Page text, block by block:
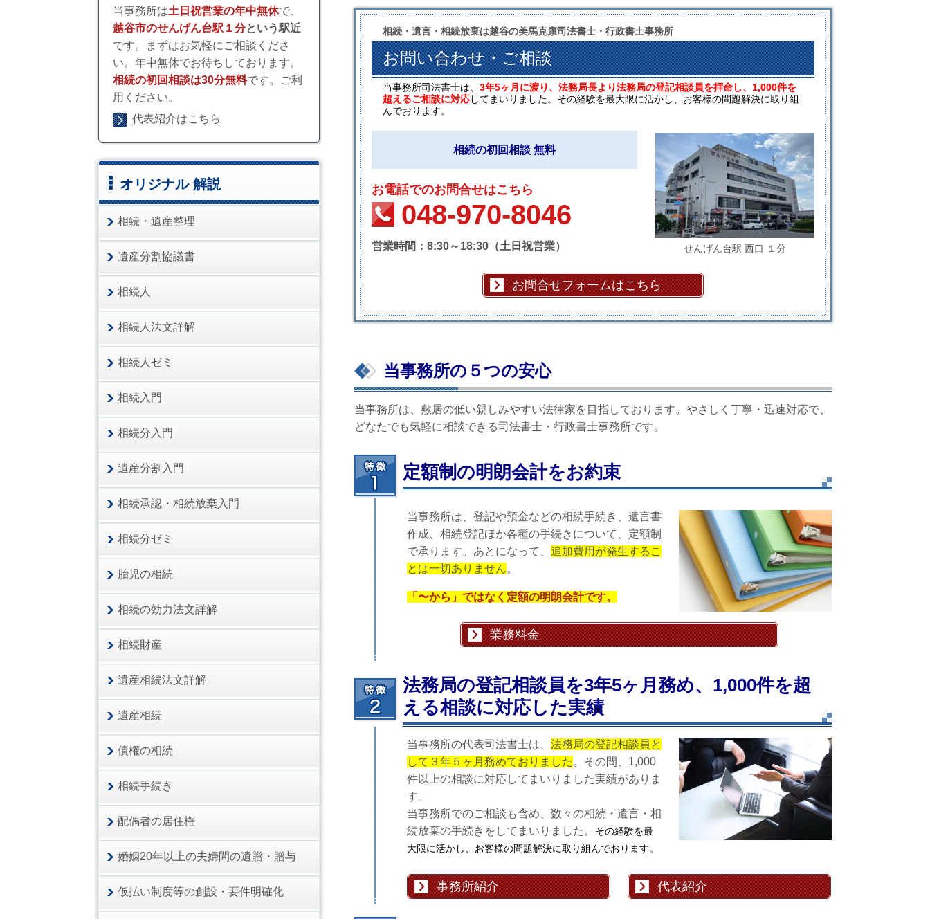
相続・遺言・相続放棄は越谷の美馬克康司法書士・行政書士事務所
お問い合わせ・ご相談
当事務所司法書士は、 3年5ヶ月に渡り、法務局長より法務局の登記相談員を拝命し、1,000件を
超えるご相談に対応してまいりました。その経験を最大限に活かし、お客様の問題解決に取り組
んでおります。
せんげん台駅 西口 １分
相続の初回相談 無料
お電話でのお問合せはこちら
048-970-8046
営業時間：8:30～18:30（土日祝営業）
お問合せフォームはこちら
当事務所の５つの安心
当事務所は、敷居の低い親しみやすい法律家を目指しております。やさしく丁寧・迅速対応で、
どなたでも気軽に相談できる司法書士・行政書士事務所です。
定額制の明朗会計をお約束
当事務所は、登記や預金などの相続手続き、遺言書
作成、相続登記ほか各種の手続きについて、定額制
で承ります。あとになって、 追加費用が発生するこ
とは一切ありません。
「〜から」ではなく定額の明朗会計です。
業務料金
法務局の登記相談員を3年5ヶ月務め、1,000件を超
える相談に対応した実績
当事務所の代表司法書士は、 法務局の登記相談員と
して３年５ヶ月務めておりました 。その間、1,000
件以上の相談に対応してまいりました実績がありま
す。
当事務所でのご相談も含め、数々の相続・遺言・相
続放棄の手続きをしてまいりました。 その経験を最
大限に活かし、お客様の問題解決に取り組んでおります。
事務所紹介 代表紹介
当事務所は土日祝営業の年中無休で、
越谷市のせんげん台駅１分という駅近
です。まずはお気軽にご相談くださ
い。年中無休でお待ちしております。
相続の初回相談は30分無料です。ご利
用ください。
代表紹介はこちら
オリジナル 解説
相続・遺産整理
遺産分割協議書
相続人
相続人法文詳解
相続人ゼミ
相続入門
相続分入門
遺産分割入門
相続承認・相続放棄入門
相続分ゼミ
胎児の相続
相続の効力法文詳解
相続財産
遺産相続法文詳解
遺産相続
債権の相続
相続手続き
配偶者の居住権
婚姻20年以上の夫婦間の遺贈・贈与
仮払い制度等の創設・要件明確化